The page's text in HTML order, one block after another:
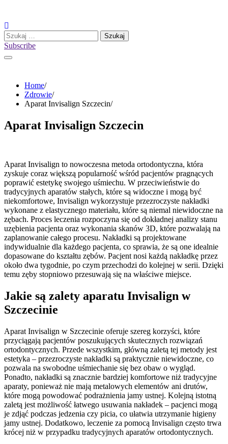
content
Szukaj:
Subscribe
Home
Zdrowie
Aparat Invisalign Szczecin
Aparat Invisalign Szczecin
Aparat Invisalign to nowoczesna metoda ortodontyczna, która
zyskuje coraz większą popularność wśród pacjentów pragnących
poprawić estetykę swojego uśmiechu. W przeciwieństwie do
tradycyjnych aparatów stałych, które są widoczne i mogą być
niekomfortowe, Invisalign wykorzystuje przezroczyste nakładki
wykonane z elastycznego materiału, które są niemal niewidoczne na
zębach. Proces leczenia rozpoczyna się od dokładnej analizy stanu
uzębienia pacjenta oraz wykonania skanów 3D, które pozwalają na
zaplanowanie całego procesu. Nakładki są projektowane
indywidualnie dla każdego pacjenta, co sprawia, że są one idealnie
dopasowane do kształtu zębów. Pacjent nosi każdą nakładkę przez
około dwa tygodnie, po czym przechodzi do kolejnej w serii. Dzięki
temu zęby stopniowo przesuwają się na właściwe miejsce.
Jakie są zalety aparatu Invisalign w
Szczecinie
Aparat Invisalign w Szczecinie oferuje szereg korzyści, które
przyciągają pacjentów poszukujących skutecznych rozwiązań
ortodontycznych. Przede wszystkim, główną zaletą tej metody jest
estetyka – przezroczyste nakładki są praktycznie niewidoczne, co
pozwala na swobodne uśmiechanie się bez obaw o wygląd.
Ponadto, nakładki są znacznie bardziej komfortowe niż tradycyjne
aparaty, ponieważ nie mają metalowych elementów ani drutów,
które mogą powodować podrażnienia jamy ustnej. Kolejną istotną
zaletą jest możliwość łatwego usuwania nakładek – pacjenci mogą
je zdjąć podczas jedzenia czy picia, co ułatwia utrzymanie higieny
jamy ustnej. Dodatkowo, leczenie za pomocą Invisalign często trwa
krócej niż w przypadku tradycyjnych aparatów ortodontycznych.